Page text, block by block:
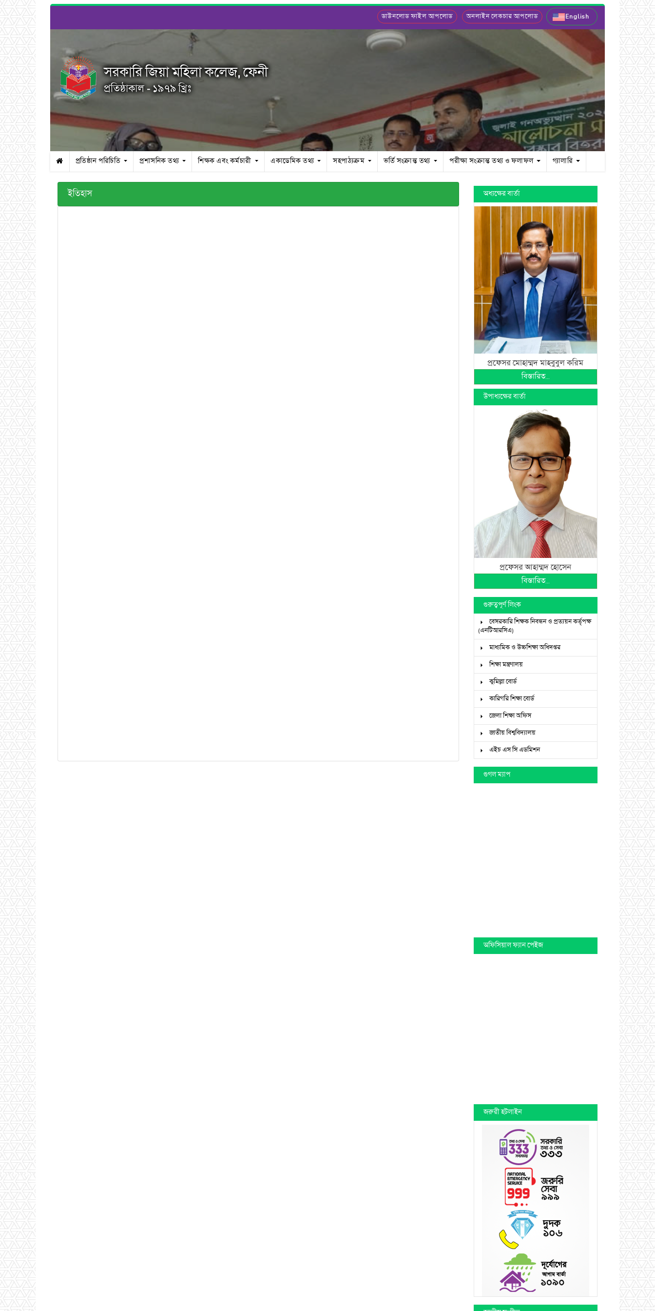
ডাউনলোড ফাইল আপলোড অনলাইন লেকচার আপলোড English
সরকারি জিয়া মহিলা কলেজ, ফেনী
প্রতিষ্ঠাকাল - ১৯৭৯ খ্রিঃ
প্রতিষ্ঠান পরিচিতি প্রশাসনিক তথ্য শিক্ষক এবং কর্মচারী একাডেমিক তথ্য সহপাঠ্যক্রম ভর্তি সংক্রান্ত তথ্য পরীক্ষা সংক্রান্ত তথ্য ও ফলাফল গ্যালারি
ইতিহাস অধ্যক্ষের বার্তা
প্রফেসর মোহাম্মদ মাহবুবুল করিম
বিস্তারিত...
উপাধ্যক্ষের বার্তা
প্রফেসর আহাম্মদ হোসেন
বিস্তারিত...
গুরুত্বপূর্ণ লিংক
বেসরকারি শিক্ষক নিবন্ধন ও প্রত্যয়ন কর্তৃপক্ষ
(এনটিআরসিএ)
মাধ্যমিক ও উচ্চশিক্ষা অধিদপ্তর
শিক্ষা মন্ত্রণালয়
কুমিল্লা বোর্ড
কারিগরি শিক্ষা বোর্ড
জেলা শিক্ষা অফিস
জাতীয় বিশ্ববিদ্যালয়
এইচ এস সি এডমিশন
গুগল ম্যাপ
অফিসিয়াল ফ্যান পেইজ
জরুরী হটলাইন